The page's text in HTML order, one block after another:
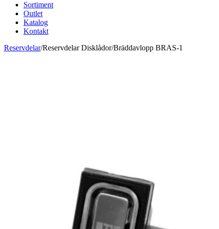
Sortiment
Outlet
Katalog
Kontakt
Reservdelar/Reservdelar Disklådor/Bräddavlopp BRAS-1